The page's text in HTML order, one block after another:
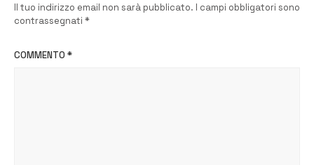
Il tuo indirizzo email non sarà pubblicato. I campi obbligatori sono
contrassegnati *
COMMENTO *